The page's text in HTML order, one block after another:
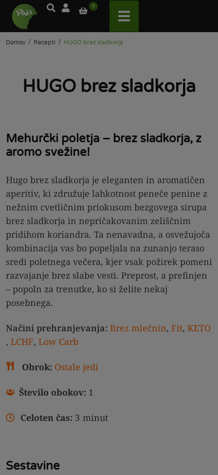
0
Domov / Recepti / HUGO brez sladkorja
HUGO brez sladkorja
Mehurčki poletja – brez sladkorja, z
aromo svežine!
Hugo brez sladkorja je eleganten in aromatičen
aperitiv, ki združuje lahkotnost peneče penine z
nežnim cvetličnim priokusom bezgovega sirupa
brez sladkorja in nepričakovanim zeliščnim
pridihom koriandra. Ta nenavadna, a osvežujoča
kombinacija vas bo popeljala na zunanjo teraso
sredi poletnega večera, kjer vsak požirek pomeni
razvajanje brez slabe vesti. Preprost, a prefinjen
– popoln za trenutke, ko si želite nekaj
posebnega.
Načini prehranjevanja: Brez mlečnin, Fit, KETO
, LCHF, Low Carb
Obrok: Ostale jedi
Število obokov: 1
Celoten čas: 3 minut
Sestavine